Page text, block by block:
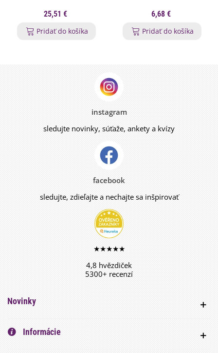
25,51 €
Pridať do košíka
6,68 €
Pridať do košíka
instagram
sledujte novinky, súťaže, ankety a kvízy
facebook
sledujte, zdieľajte a nechajte sa inšpirovať
★★★★★
4,8 hvězdiček
5300+ recenzí
Novinky
Informácie